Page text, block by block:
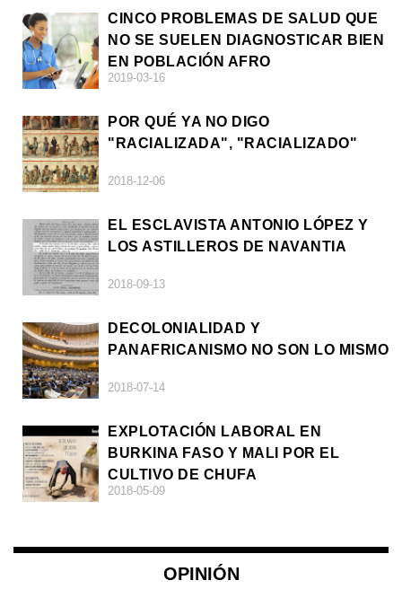
CINCO PROBLEMAS DE SALUD QUE
NO SE SUELEN DIAGNOSTICAR BIEN
EN POBLACIÓN AFRO
2019-03-16
POR QUÉ YA NO DIGO
"RACIALIZADA", "RACIALIZADO"
2018-12-06
EL ESCLAVISTA ANTONIO LÓPEZ Y
LOS ASTILLEROS DE NAVANTIA
2018-09-13
DECOLONIALIDAD Y
PANAFRICANISMO NO SON LO MISMO
2018-07-14
EXPLOTACIÓN LABORAL EN
BURKINA FASO Y MALI POR EL
CULTIVO DE CHUFA
2018-05-09
OPINIÓN